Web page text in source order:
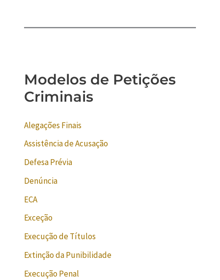
Modelos de Petições
Criminais
Alegações Finais
Assistência de Acusação
Defesa Prévia
Denúncia
ECA
Exceção
Execução de Títulos
Extinção da Punibilidade
Execução Penal